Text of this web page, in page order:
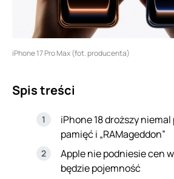
iPhone 17 Pro Max (fot. producenta)
Spis treści
iPhone 18 droższy
pamięć i „RAMageddon”
Apple nie podniesie cen
będzie pojemność